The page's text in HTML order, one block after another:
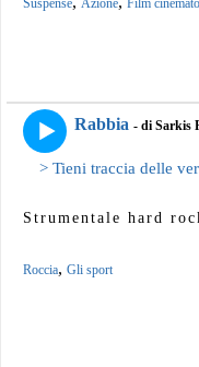
Suspense Azione Film
Rabbia - di Sarkis
> Tieni traccia delle
Strumentale hard
Roccia, Gli sport